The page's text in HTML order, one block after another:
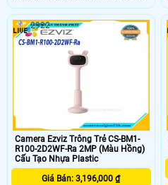
giàu tính năng nhất hiện nay, được
thiết kế để bảo vệ ngôi nhà của bạn
24/7.
Camera Ezviz Trông Trẻ CS-BM1-
R100-2D2WF-Ra 2MP (Màu Hồng)
Cấu Tạo Nhựa Plastic
Giá Bán: 3,196,000 ₫
2922